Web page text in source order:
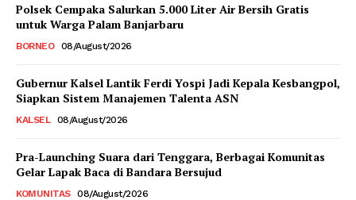
Polsek Cempaka Salurkan 5.000 Liter Air Bersih Gratis
untuk Warga Palam Banjarbaru
BORNEO 08/August/2026
Gubernur Kalsel Lantik Ferdi Yospi Jadi Kepala Kesbangpol,
Siapkan Sistem Manajemen Talenta ASN
KALSEL 08/August/2026
Pra-Launching Suara dari Tenggara, Berbagai Komunitas
Gelar Lapak Baca di Bandara Bersujud
KOMUNITAS 08/August/2026